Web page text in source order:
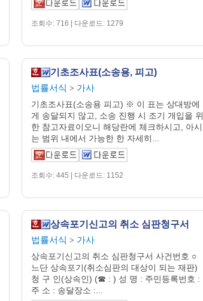
조회수: 716 | 다운로드: 1279
기초조사표(소송용, 피고)
법률서식 > 가사
기초조사표(소송용 피고) ※ 이 표는 상대방에
게 송달되지 않고, 소송 진행 시 조기 개입을 위
한 참고자료이오니 해당란에 체크하시고, 아시
는 범위 내에서 가능한 한 자세히...
조회수: 445 | 다운로드: 1152
상속포기신고의 취소 심판청구서
법률서식 > 가사
상속포기신고의 취소 심판청구서 사건번호 ○
느단 상속포기(취소심판의 대상이 되는 재판)
청 구 인(상속인) (☎ : ) 성 명 : 주민등록번호 :
주 소 : 송달장소 :...